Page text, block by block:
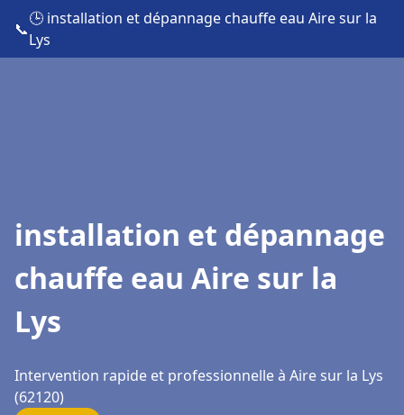
📞
🕒 installation et dépannage chauffe eau Aire sur la
Lys
installation et dépannage
chauffe eau Aire sur la
Lys
Intervention rapide et professionnelle à Aire sur la Lys
(62120)